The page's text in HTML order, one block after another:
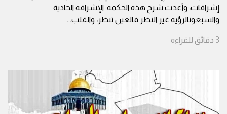
إشراقات، وأعدت شرح هذه الحكمة: الإشراقة الحادية
والسبعونالرؤية غير النظر.فالعين تنظر، والقلب...
3 دقائق للقراءة